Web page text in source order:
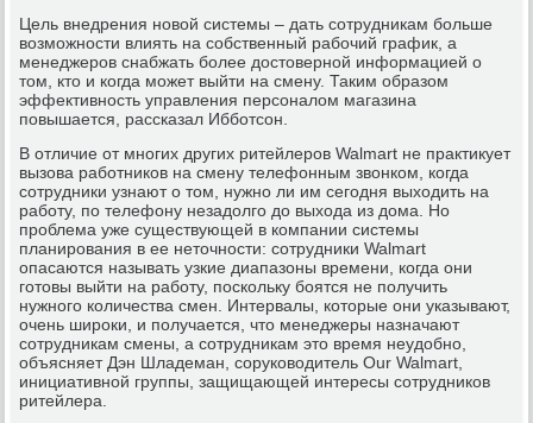
Цель внедрения новой системы – дать сотрудникам больше
возможности влиять на собственный рабочий график, а
менеджеров снабжать более достоверной информацией о
том, кто и когда может выйти на смену. Таким образом
эффективность управления персоналом магазина
повышается, рассказал Ибботсон.
В отличие от многих других ритейлеров Walmart не практикует
вызова работников на смену телефонным звонком, когда
сотрудники узнают о том, нужно ли им сегодня выходить на
работу, по телефону незадолго до выхода из дома. Но
проблема уже существующей в компании системы
планирования в ее неточности: сотрудники Walmart
опасаются называть узкие диапазоны времени, когда они
готовы выйти на работу, поскольку боятся не получить
нужного количества смен. Интервалы, которые они указывают,
очень широки, и получается, что менеджеры назначают
сотрудникам смены, а сотрудникам это время неудобно,
объясняет Дэн Шладеман, соруководитель Our Walmart,
инициативной группы, защищающей интересы сотрудников
ритейлера.